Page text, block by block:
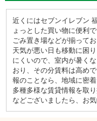
近くにはセブンイレブン
ょっとした買い物に便利
ごみ置き場などが揃って
天気が悪い日も移動に困
にくいので、室内が暑く
おり、その分賃料は高め
報のことなら、地域に密
多種多様な賃貸情報を取
などございましたら、お